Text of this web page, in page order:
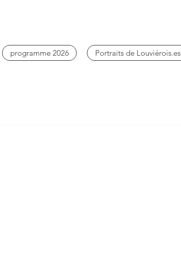
programme 2026 Portraits de Louviérois.es